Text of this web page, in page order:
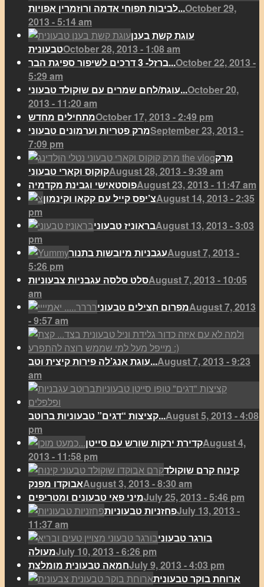
לביבות תפוחי אדמה ורוזמרין אפויות...October 29,
2013 - 5:14 am
עוגת קשת בענן
טבעוניתOctober 28, 2013 - 1:08 am
ברזל- 3 דרכים לשיפור ספיגת הבר...October 22, 2013 -
5:29 am
עוגת/לחם שמרים עם שוקולד טבעוני...October 20,
2013 - 11:20 am
מתחילים מחדשOctober 17, 2013 - 2:49 pm
מרק פטריות וערמונים טבעוניSeptember 23, 2013 -
7:09 pm
מרק
קוקוס וקארי טבעוניAugust 28, 2013 - 9:39 am
פוסטאישי וגבינת מקדמיהAugust 23, 2013 - 11:47 am
צ’יפס קייל עם קקאו וקינמוןAugust 14, 2013 - 2:35
pm
בראוניז טבעוניAugust 13, 2013 - 3:03
pm
עגבניות מיובשות בתנורAugust 7, 2013 -
5:26 pm
סלט סלסה עגבניות צבעוניותAugust 7, 2013 - 10:05
am
מפרום חצילים טבעוניAugust 7, 2013
- 9:57 am
עוגת אנג’לה פירות קיצית וטב...August 7, 2013 - 9:23
am
קציצות “דגים” טבעוניות ברוטב...August 5, 2013 - 4:08
pm
קדירת ירקות שורש עם סייטןAugust 4,
2013 - 11:58 pm
קינוח קרם שוקולד
אבוקדו מפנקAugust 3, 2013 - 8:30 am
מיני פאי טבעונים ומטריפיםJuly 25, 2013 - 5:46 pm
פחזניות טבעוניותJuly 13, 2013 -
11:37 am
בורגר טבעוני
מעולהJuly 10, 2013 - 6:26 pm
חמאה טבעונית מומלצתJuly 9, 2013 - 4:03 pm
ארוחת בוקר טבעונית